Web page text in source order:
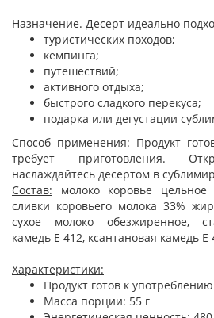
Назначение. Десерт идеально
туристических походов;
кемпинга;
путешествий;
активного отдыха;
быстрого сладкого перекуса;
подарка или дегустации
Способ применения: Продукт
требует приготовления.
наслаждайтесь десертом в
Состав: молоко коровье цельное
сливки коровьего молока 33%
сухое молоко обезжиренное,
камедь Е 412, ксантановая камедь Е
Характеристики:
Продукт готов к употреблению
Масса порции: 55 г